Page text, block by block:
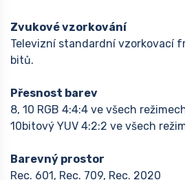
Zvukové vzorkování
Televizní standardní vzorkovací
bitů.
Přesnost barev
8, 10 RGB 4:4:4 ve všech
10bitový YUV 4:2:2 ve všech
Barevný prostor
Rec. 601, Rec. 709, Rec. 2020